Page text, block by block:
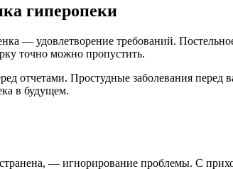
гиперопеки
— удовлетворение требований.
точно можно пропустить.
отчетами. Простудные заболевания
в будущем.
— игнорирование проблемы. С